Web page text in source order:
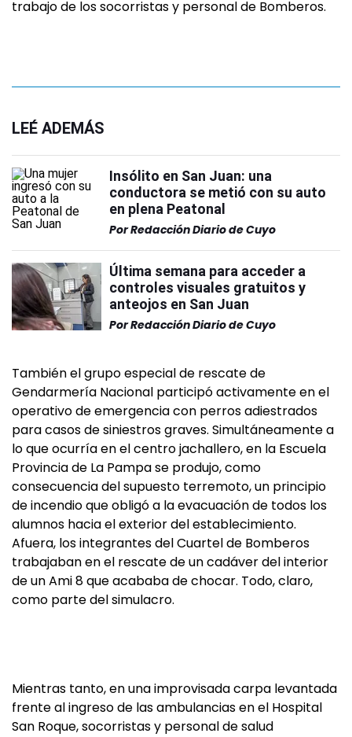
trabajo de los socorristas y personal de Bomberos.
LEÉ ADEMÁS
Insólito en San Juan: una
conductora se metió con su auto
en plena Peatonal
PorRedacción Diario de Cuyo
Última semana para acceder a
controles visuales gratuitos y
anteojos en San Juan
PorRedacción Diario de Cuyo
También el grupo especial de rescate de
Gendarmería Nacional participó activamente en el
operativo de emergencia con perros adiestrados
para casos de siniestros graves. Simultáneamente a
lo que ocurría en el centro jachallero, en la Escuela
Provincia de La Pampa se produjo, como
consecuencia del supuesto terremoto, un principio
de incendio que obligó a la evacuación de todos los
alumnos hacia el exterior del establecimiento.
Afuera, los integrantes del Cuartel de Bomberos
trabajaban en el rescate de un cadáver del interior
de un Ami 8 que acababa de chocar. Todo, claro,
como parte del simulacro.
Mientras tanto, en una improvisada carpa levantada
frente al ingreso de las ambulancias en el Hospital
San Roque, socorristas y personal de salud